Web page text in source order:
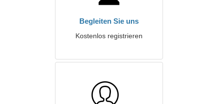
Begleiten Sie uns
Kostenlos registrieren